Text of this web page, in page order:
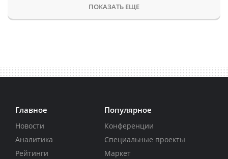
ПОКАЗАТЬ ЕЩЕ
Главное
Новости
Аналитика
Рейтинги
Популярное
Конференции
Специальные проекты
Маркет